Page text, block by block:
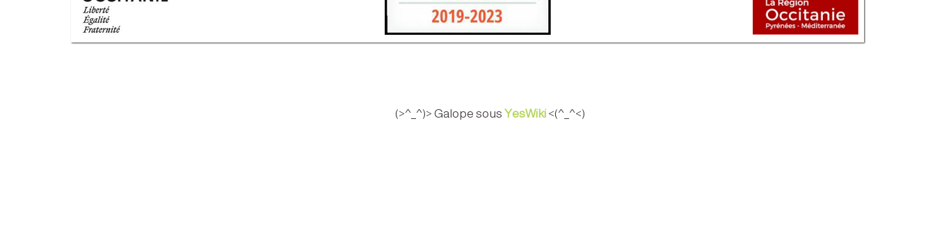
(>^_^)> Galope sous YesWiki<(^_^<)